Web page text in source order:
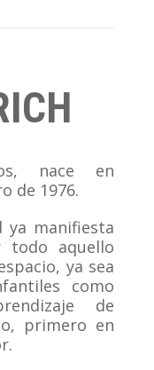
nace en
de 1976.
ya manifiesta
todo aquello
ya sea
como
de
primero en